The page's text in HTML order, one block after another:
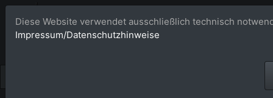
Bildagentur
Diese Website verwendet ausschließlich technisch
Impressum/Datenschutzhinweise